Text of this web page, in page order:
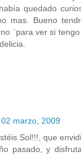
quedado
mas. Bueno
`para ver si
02 marzo, 2009
Sol!!!, que
pasado, y